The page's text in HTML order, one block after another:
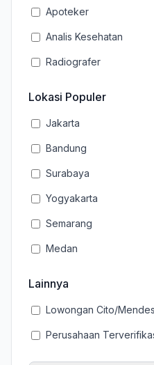
Apoteker
Analis Kesehatan
Radiografer
Lokasi Populer
Jakarta
Bandung
Surabaya
Yogyakarta
Semarang
Medan
Lainnya
Lowongan Cito/
Perusahaan